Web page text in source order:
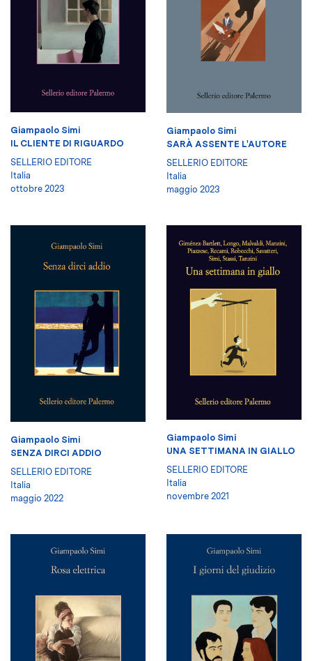
Giampaolo Simi
IL CLIENTE DI RIGUARDO
SELLERIO EDITORE
Italia
ottobre 2023
Giampaolo Simi
SARÀ ASSENTE L'AUTORE
SELLERIO EDITORE
Italia
maggio 2023
Giampaolo Simi
SENZA DIRCI ADDIO
SELLERIO EDITORE
Italia
maggio 2022
Giampaolo Simi
UNA SETTIMANA IN GIALLO
SELLERIO EDITORE
Italia
novembre 2021